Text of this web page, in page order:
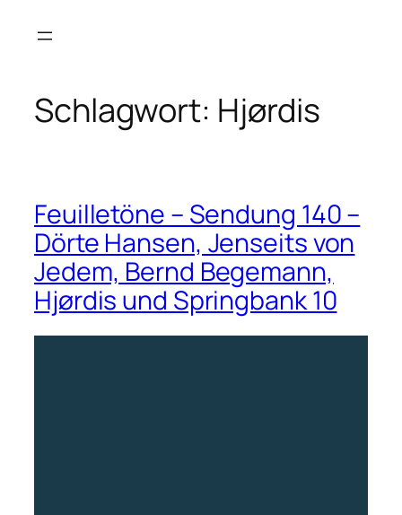
Inhalt
Schlagwort: Hjørdis
Feuilletöne – Sendung 140 –
Dörte Hansen, Jenseits von
Jedem, Bernd Begemann,
Hjørdis und Springbank 10